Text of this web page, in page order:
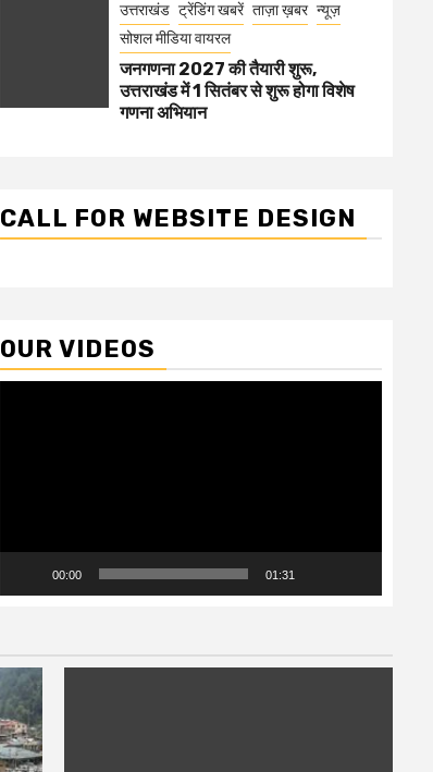
उत्तराखंड ट्रेंडिंग खबरें ताज़ा ख़बर न्यूज़
सोशल मीडिया वायरल
जनगणना 2027 की तैयारी शुरू,
उत्तराखंड में 1 सितंबर से शुरू होगा विशेष
गणना अभियान
CALL FOR WEBSITE DESIGN
OUR VIDEOS
00:00 01:31